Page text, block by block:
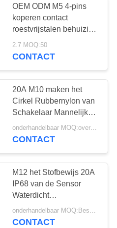
OEM ODM M5 4-pins
koperen contact
roestvrijstalen behuizing
waterdichte circulaire
connector voor zonne-
2.7 MOQ:50
CONTACT
20A M10 maken het
Cirkel Rubbernylon van
Schakelaar Mannelijke
Vrouwelijke pvc
waterdicht
onderhandelbaar MOQ:overeen te komen
CONTACT
M12 het Stofbewijs 20A
IP68 van de Sensor
Waterdicht
Cirkelschakelaar
onderhandelbaar MOQ:Bespreekbaar
CONTACT